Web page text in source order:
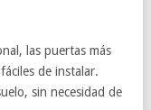
las puertas más
de instalar.
sin necesidad de